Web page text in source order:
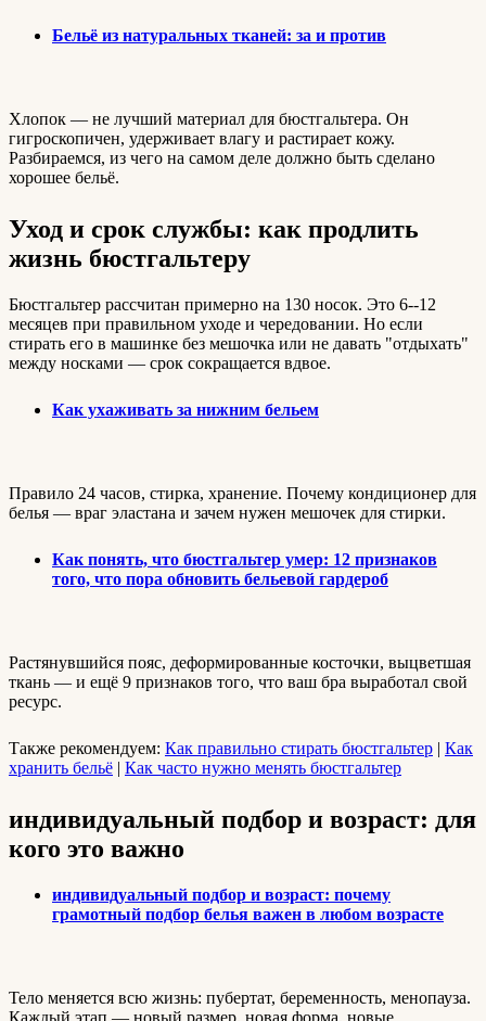
Бельё из натуральных тканей: за и против
Хлопок — не лучший материал для бюстгальтера. Он
гигроскопичен, удерживает влагу и растирает кожу.
Разбираемся, из чего на самом деле должно быть сделано
хорошее бельё.
Уход и срок службы: как продлить
жизнь бюстгальтеру
Бюстгальтер рассчитан примерно на 130 носок. Это 6--12
месяцев при правильном уходе и чередовании. Но если
стирать его в машинке без мешочка или не давать "отдыхать"
между носками — срок сокращается вдвое.
Как ухаживать за нижним бельем
Правило 24 часов, стирка, хранение. Почему кондиционер для
белья — враг эластана и зачем нужен мешочек для стирки.
Как понять, что бюстгальтер умер: 12 признаков
того, что пора обновить бельевой гардероб
Растянувшийся пояс, деформированные косточки, выцветшая
ткань — и ещё 9 признаков того, что ваш бра выработал свой
ресурс.
Также рекомендуем: Как правильно стирать бюстгальтер | Как
хранить бельё | Как часто нужно менять бюстгальтер
индивидуальный подбор и возраст: для
кого это важно
индивидуальный подбор и возраст: почему
грамотный подбор белья важен в любом возрасте
Тело меняется всю жизнь: пубертат, беременность, менопауза.